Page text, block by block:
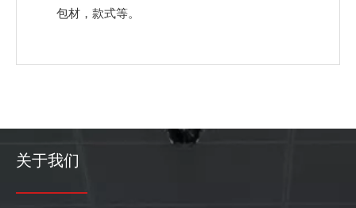
包材，款式等。
关于我们